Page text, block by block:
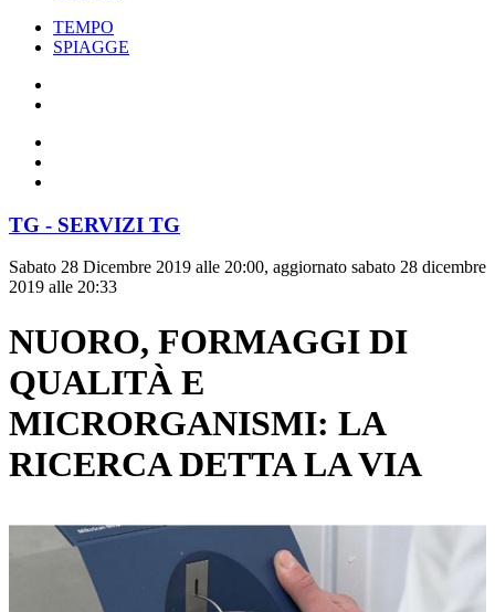
TEMPO
SPIAGGE
TG - SERVIZI TG
Sabato 28 Dicembre 2019 alle 20:00, aggiornato sabato 28 dicembre
2019 alle 20:33
NUORO, FORMAGGI DI
QUALITÀ E
MICRORGANISMI: LA
RICERCA DETTA LA VIA